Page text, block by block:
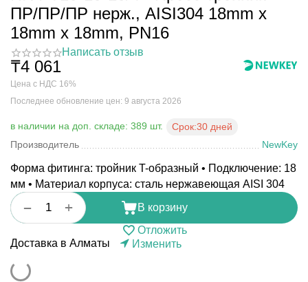
ПР/ПР/ПР нерж., AISI304 18mm x
18mm x 18mm, PN16
Написать отзыв
₸4 061
Цена с НДС 16%
Последнее обновление цен: 9 августа 2026
в наличии на доп. складе: 389 шт. Срок:30 дней
Производитель
NewKey
Форма фитинга: тройник T-образный • Подключение: 18
мм • Материал корпуса: сталь нержавеющая AISI 304
+
−
В корзину
Отложить
Доставка в Алматы
Изменить